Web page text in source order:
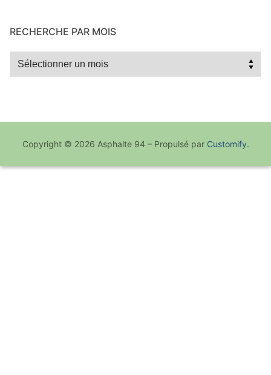
RECHERCHE PAR MOIS
Recherche
Copyright © 2026 Asphalte 94 – Propulsé par Customify.